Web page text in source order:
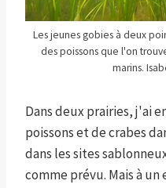
Les jeunes gobies à deux
des poissons que l'on
marins.
Dans deux prairies, j'ai
poissons et de crabes
dans les sites
comme prévu. Mais à